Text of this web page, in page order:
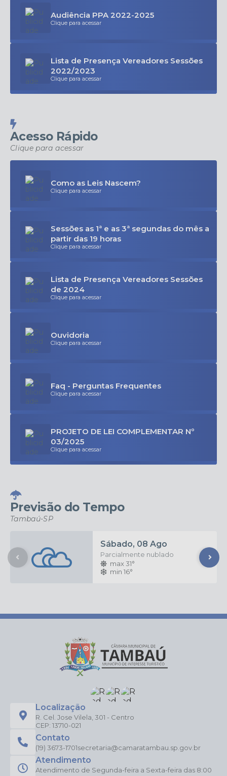
Audiência PPA 2022-2025
Clique para acessar
Lista de Presença Vereadores Sessões
2022/2023
Clique para acessar
Acesso Rápido
Clique para acessar
Como as Leis Nascem?
Clique para acessar
Sessões as 1ª e as 3ª segundas do mês a
partir das 19 horas
Clique para acessar
Lista de Presença Vereadores Sessões
de 2024
Clique para acessar
Ouvidoria
Clique para acessar
Faq - Perguntas Frequentes
Clique para acessar
PROJETO DE LEI COMPLEMENTAR Nº
03/2025
Clique para acessar
Previsão do Tempo
Tambaú-SP
Sábado 08 Ago
Parcialmente nublado
max 31°
min 16°
Localização
R. Cel. Jose Vilela, 301 - Centro
CEP: 13710-021
Contato
(19) 3673-1701secretaria@camaratambau.sp.gov.br
Atendimento
Atendimento de Segunda-feira a Sexta-feira das 8:00